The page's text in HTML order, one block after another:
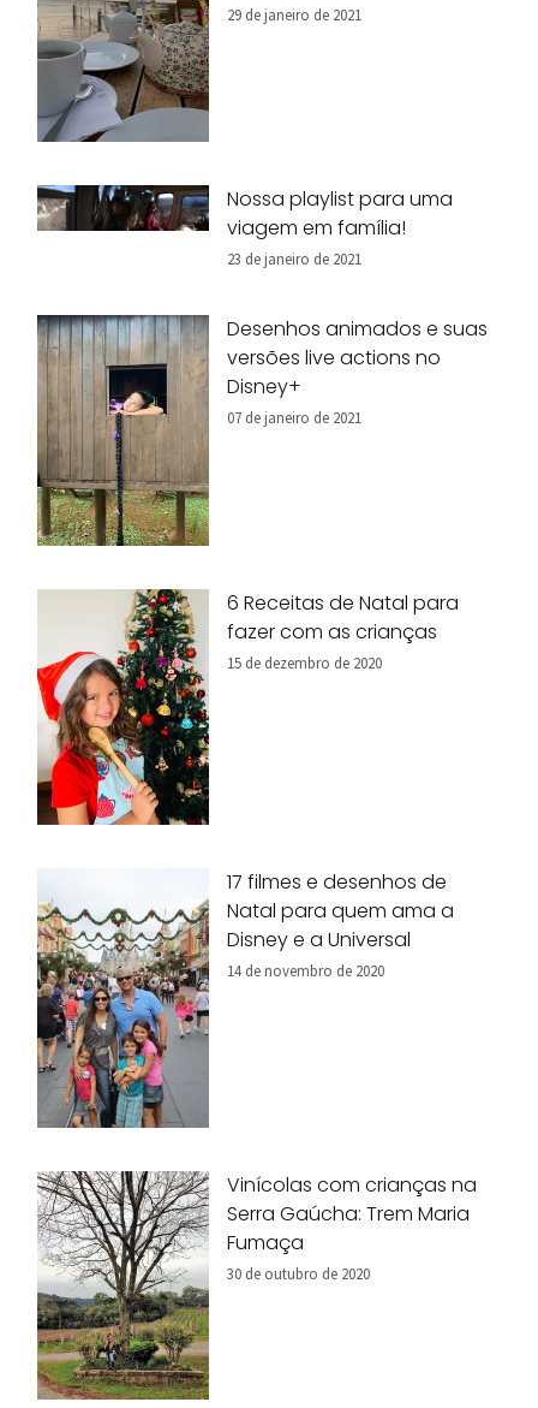
29 de janeiro de 2021
Nossa playlist para uma
viagem em família!
23 de janeiro de 2021
Desenhos animados e suas
versões live actions no
Disney+
07 de janeiro de 2021
6 Receitas de Natal para
fazer com as crianças
15 de dezembro de 2020
17 filmes e desenhos de
Natal para quem ama a
Disney e a Universal
14 de novembro de 2020
Vinícolas com crianças na
Serra Gaúcha: Trem Maria
Fumaça
30 de outubro de 2020